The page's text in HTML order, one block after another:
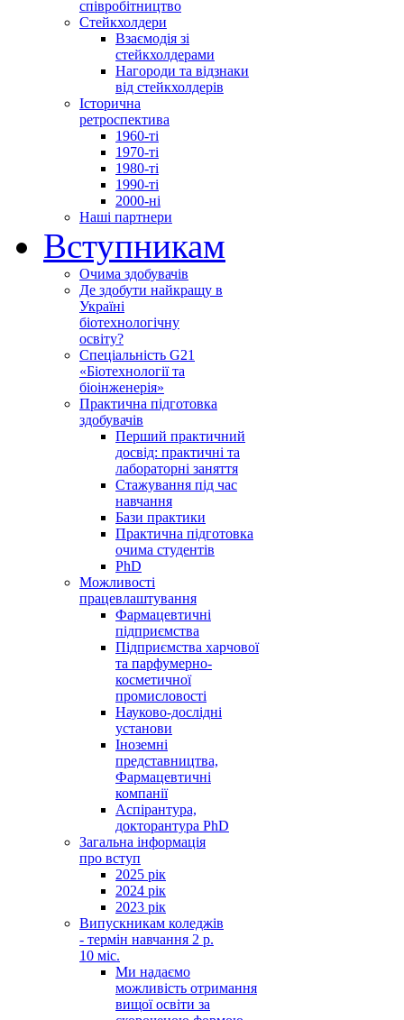
співробітництво
Стейкхолдери
Взаємодія зі
стейкхолдерами
Нагороди та відзнаки
від стейкхолдерів
Історична
ретроспектива
1960-ті
1970-ті
1980-ті
1990-ті
2000-ні
Наші партнери
Вступникам
Очима здобувачів
Де здобути найкращу в
Україні
біотехнологічну
освіту?
Спеціальність G21
«Біотехнології та
біоінженерія»
Практична підготовка
здобувачів
Перший практичний
досвід: практичні та
лабораторні заняття
Стажування під час
навчання
Бази практики
Практична підготовка
очима студентів
PhD
Можливості
працевлаштування
Фармацевтичні
підприємства
Підприємства харчової
та парфумерно-
косметичної
промисловості
Науково-дослідні
установи
Іноземні
представництва,
Фармацевтичні
компанії
Аспірантура,
докторантура PhD
Загальна інформація
про вступ
2025 рік
2024 рік
2023 рік
Випускникам коледжів
- термін навчання 2 р.
10 міс.
Ми надаємо
можливість отримання
вищої освіти за